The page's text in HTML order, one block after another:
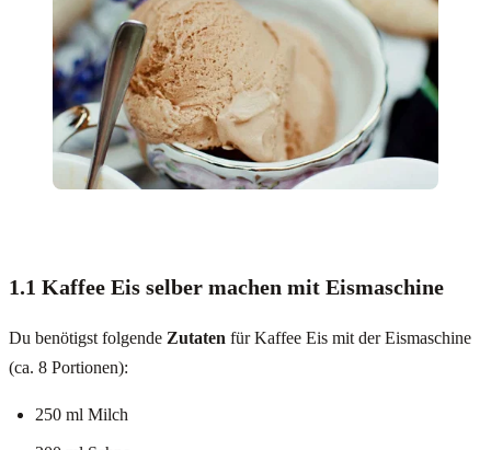
1.1 Kaffee Eis selber machen mit Eismaschine
Du benötigst folgende Zutaten für Kaffee Eis mit der Eismaschine
(ca. 8 Portionen):
250 ml Milch